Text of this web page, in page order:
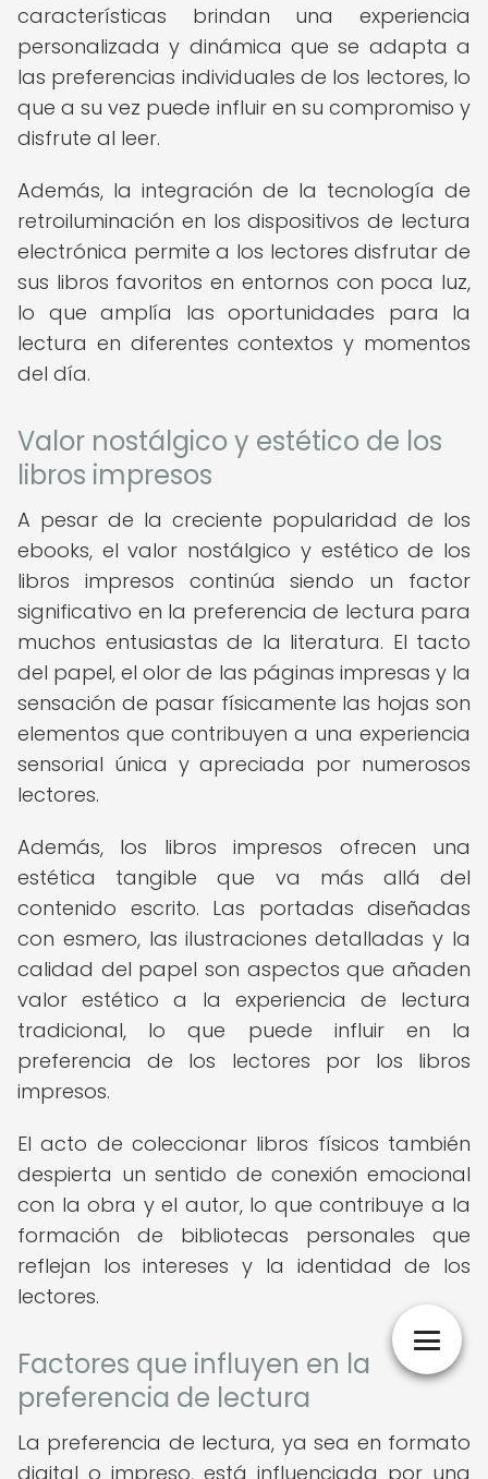
características brindan una experiencia
personalizada y dinámica que se adapta a
las preferencias individuales de los lectores, lo
que a su vez puede influir en su compromiso y
disfrute al leer.
Además, la integración de la tecnología de
retroiluminación en los dispositivos de lectura
electrónica permite a los lectores disfrutar de
sus libros favoritos en entornos con poca luz,
lo que amplía las oportunidades para la
lectura en diferentes contextos y momentos
del día.
Valor nostálgico y estético de los
libros impresos
A pesar de la creciente popularidad de los
ebooks, el valor nostálgico y estético de los
libros impresos continúa siendo un factor
significativo en la preferencia de lectura para
muchos entusiastas de la literatura. El tacto
del papel, el olor de las páginas impresas y la
sensación de pasar físicamente las hojas son
elementos que contribuyen a una experiencia
sensorial única y apreciada por numerosos
lectores.
Además, los libros impresos ofrecen una
estética tangible que va más allá del
contenido escrito. Las portadas diseñadas
con esmero, las ilustraciones detalladas y la
calidad del papel son aspectos que añaden
valor estético a la experiencia de lectura
tradicional, lo que puede influir en la
preferencia de los lectores por los libros
impresos.
El acto de coleccionar libros físicos también
despierta un sentido de conexión emocional
con la obra y el autor, lo que contribuye a la
formación de bibliotecas personales que
reflejan los intereses y la identidad de los
lectores.
Factores que influyen en la
preferencia de lectura
La preferencia de lectura, ya sea en formato
digital o impreso, está influenciada por una